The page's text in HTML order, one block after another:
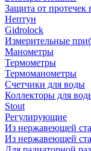
Защита от протечек
Нептун
Gidrolock
Измерительные
Манометры
Термометры
Термоманометры
Счетчики для воды
Коллекторы для
Stout
Регулирующие
Из нержавеющей
Из нержавеющей